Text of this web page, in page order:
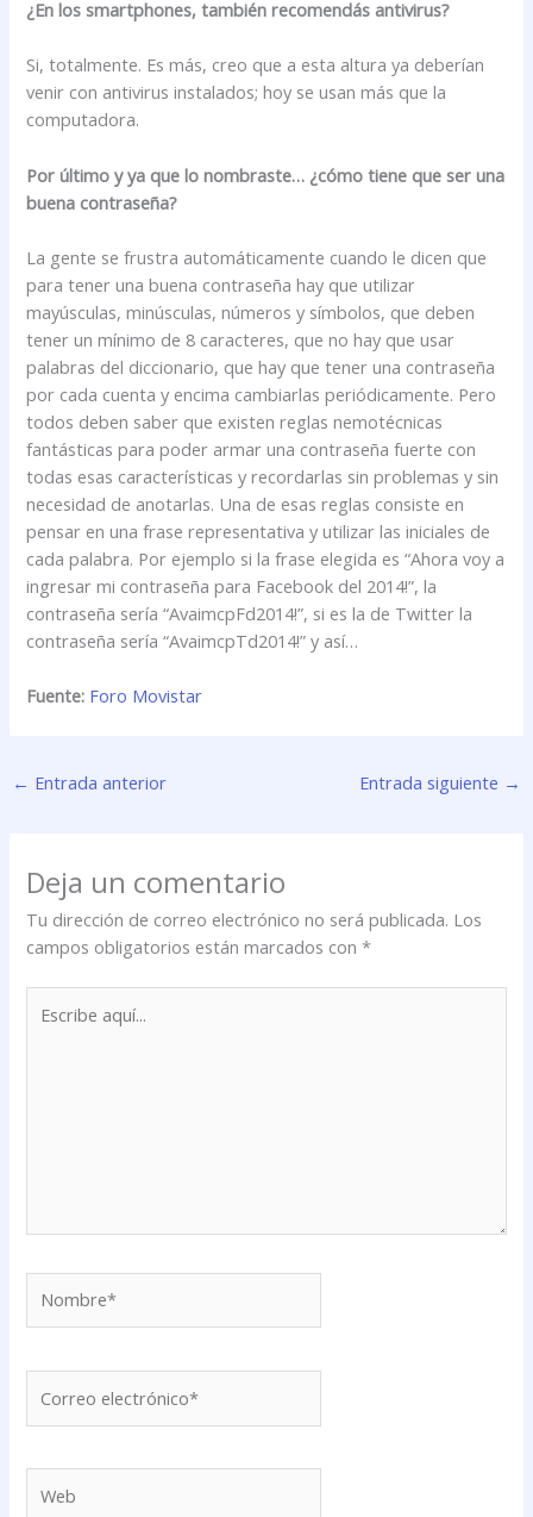
¿En los smartphones, también recomendás antivirus?
Si, totalmente. Es más, creo que a esta altura ya deberían
venir con antivirus instalados; hoy se usan más que la
computadora.
Por último y ya que lo nombraste… ¿cómo tiene que ser una
buena contraseña?
La gente se frustra automáticamente cuando le dicen que
para tener una buena contraseña hay que utilizar
mayúsculas, minúsculas, números y símbolos, que deben
tener un mínimo de 8 caracteres, que no hay que usar
palabras del diccionario, que hay que tener una contraseña
por cada cuenta y encima cambiarlas periódicamente. Pero
todos deben saber que existen reglas nemotécnicas
fantásticas para poder armar una contraseña fuerte con
todas esas características y recordarlas sin problemas y sin
necesidad de anotarlas. Una de esas reglas consiste en
pensar en una frase representativa y utilizar las iniciales de
cada palabra. Por ejemplo si la frase elegida es “Ahora voy a
ingresar mi contraseña para Facebook del 2014!”, la
contraseña sería “AvaimcpFd2014!”, si es la de Twitter la
contraseña sería “AvaimcpTd2014!” y así…
Fuente: Foro Movistar
← Entrada anterior Entrada siguiente →
Deja un comentario
Tu dirección de correo electrónico no será publicada. Los
campos obligatorios están marcados con*
aquí...
electrónico*